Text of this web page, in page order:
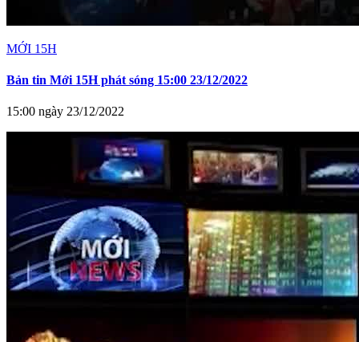
MỚI 15H
Bản tin Mới 15H phát sóng 15:00 23/12/2022
15:00 ngày 23/12/2022